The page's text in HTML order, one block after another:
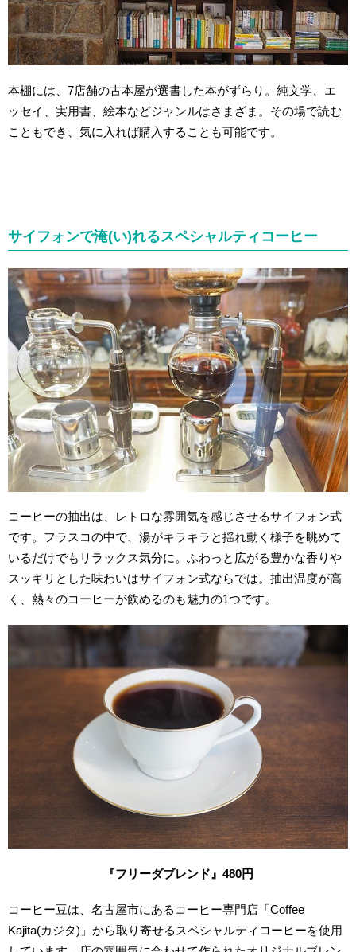
本棚には、7店舗の古本屋が選書した本がずらり。純文学、エ
ッセイ、実用書、絵本などジャンルはさまざま。その場で読む
こともでき、気に入れば購入することも可能です。
サイフォンで淹(い)れるスペシャルティコーヒー
コーヒーの抽出は、レトロな雰囲気を感じさせるサイフォン式
です。フラスコの中で、湯がキラキラと揺れ動く様子を眺めて
いるだけでもリラックス気分に。ふわっと広がる豊かな香りや
スッキリとした味わいはサイフォン式ならでは。抽出温度が高
く、熱々のコーヒーが飲めるのも魅力の1つです。
『フリーダブレンド』480円
コーヒー豆は、名古屋市にあるコーヒー専門店「Coffee
Kajita(カジタ)」から取り寄せるスペシャルティコーヒーを使用